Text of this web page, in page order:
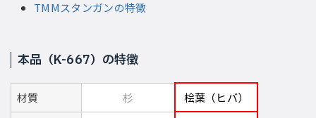
TMMスタンガンの特徴
本品（K-667）の特徴
材質 杉
桧葉（ヒバ）